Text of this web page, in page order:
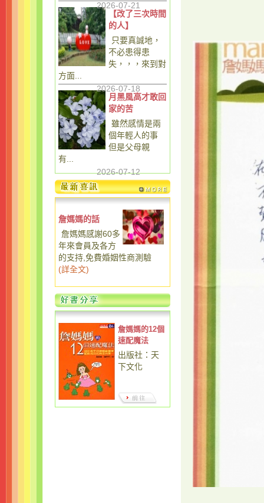
2026-07-21
【改了三次時間
的人】
只要真誠地，
不必患得患
失，，，來到對
方面...
2026-07-18
月黑風高才敢回
家的苦
雖然感情是兩
個年輕人的事
但是父母親
有...
2026-07-12
詹媽媽的話
詹媽媽感謝60多
年來會員及各方
的支持,免費婚姻性商測驗
(詳全文)
詹媽媽的12個
速配魔法
出版社：天
下文化